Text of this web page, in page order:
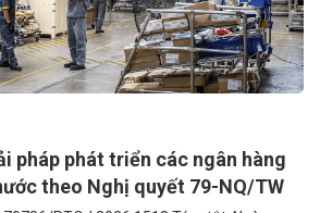
pháp phát triển các ngân hàng
theo Nghị quyết 79-NQ/TW